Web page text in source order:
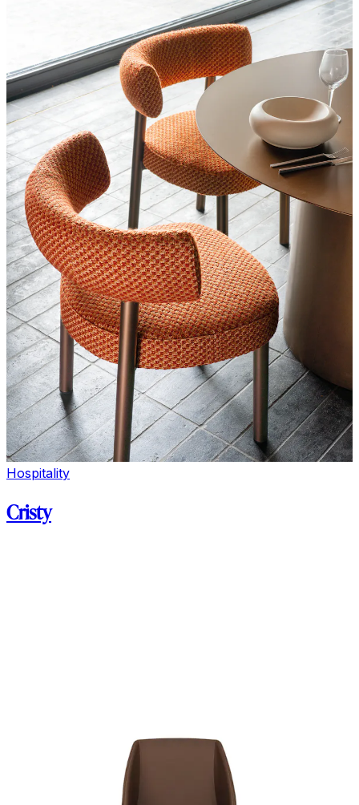
Hospitality
Cristy